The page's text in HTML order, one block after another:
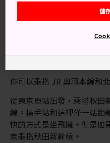
4 月底在真人公園賞
交通方式
你可以乘搭 JR 奧羽本線和
從東京車站出發，乘搭秋田
線。橫手站和這裡僅一站距
快的方式是坐飛機。但是如
京乘搭秋田新幹線。
儲